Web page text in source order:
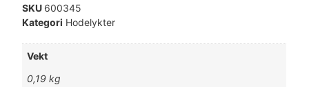
SKU 600345
Kategori Hodelykter
Vekt
0,19 kg